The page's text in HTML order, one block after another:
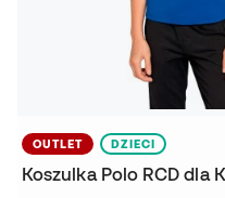
OUTLET DZIECI